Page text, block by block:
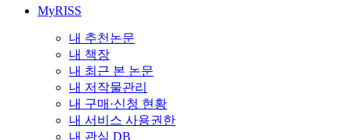
MyRISS
내 추천논문
내 책장
내 최근 본 논문
내 저작물관리
내 구매·신청 현황
내 서비스 사용권한
내 관심 DB